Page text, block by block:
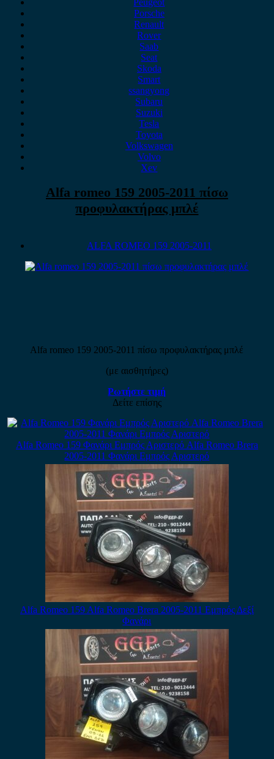
Peugeot
Porsche
Renault
Rover
Saab
Seat
Skoda
Smart
ssangyong
Subaru
Suzuki
Tesla
Toyota
Volkswagen
Volvo
Xev
Alfa romeo 159 2005-2011 πίσω
προφυλακτήρας μπλέ
ALFA ROMEO 159 2005-2011
Alfa romeo 159 2005-2011 πίσω προφυλακτήρας μπλέ
(με αισθητήρες)
Ρωτήστε τιμή
Δείτε επίσης
Alfa Romeo 159 Φανάρι Εμπρός Αριστερό Alfa Romeo Brera
2005-2011 Φανάρι Εμπρός Αριστερό
Alfa Romeo 159 Alfa Romeo Brera 2005-2011 Εμπρός Δεξί
Φανάρι